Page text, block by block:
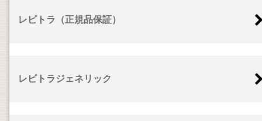
レビトラ（正規品保証）
レビトラジェネリック